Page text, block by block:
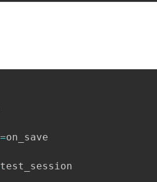
=on_save
test_session